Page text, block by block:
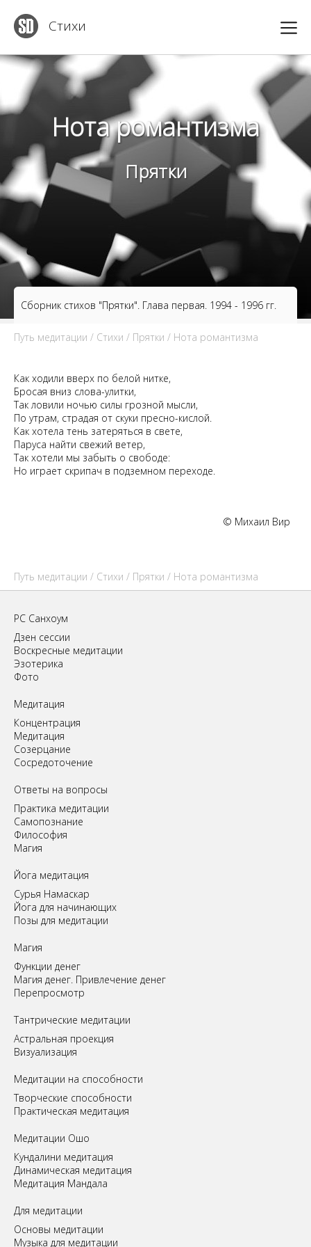
Стихи
Нота романтизма
Прятки
Сборник стихов "Прятки". Глава первая. 1994 - 1996 гг.
Путь медитации / Стихи / Прятки / Нота романтизма
Как ходили вверх по белой нитке,
Бросая вниз слова-улитки,
Так ловили ночью силы грозной мысли,
По утрам, страдая от скуки пресно-кислой.
Как хотела тень затеряться в свете,
Паруса найти свежий ветер,
Так хотели мы забыть о свободе:
Но играет скрипач в подземном переходе.
© Михаил Вир
Путь медитации / Стихи / Прятки / Нота романтизма
РС Санхоум
Дзен сессии
Воскресные медитации
Эзотерика
Фото
Медитация
Концентрация
Медитация
Созерцание
Сосредоточение
Ответы на вопросы
Практика медитации
Самопознание
Философия
Магия
Йога медитация
Сурья Намаскар
Йога для начинающих
Позы для медитации
Магия
Функции денег
Магия денег. Привлечение денег
Перепросмотр
Tантрические медитации
Астральная проекция
Визуализация
Медитации на способности
Творческие способности
Практическая медитация
Медитации Ошо
Кундалини медитация
Динамическая медитация
Медитация Мандала
Для медитации
Основы медитации
Музыка для медитации